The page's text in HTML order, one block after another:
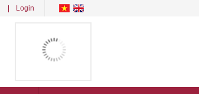
Login